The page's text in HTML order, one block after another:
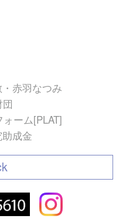
赤羽なつみ
ーム[PLAT]
成金